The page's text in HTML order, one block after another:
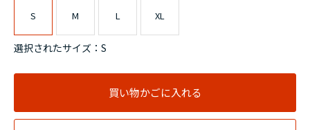
S M L XL
選択されたサイズ：S
買い物かごに入れる